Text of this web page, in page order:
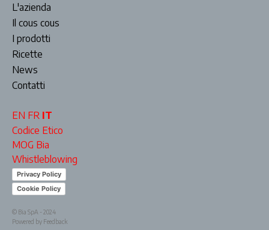
L'azienda
Il cous cous
I prodotti
Ricette
News
Contatti
EN FR IT
Codice Etico
MOG Bia
Whistleblowing
Privacy Policy
Cookie Policy
© Bia SpA - 2024
Powered by Feedback